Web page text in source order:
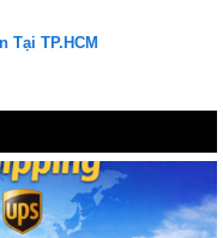
Tại TP.HCM